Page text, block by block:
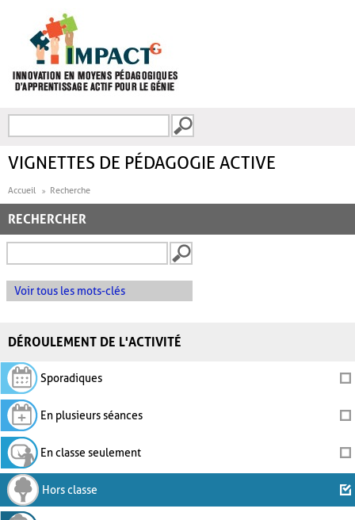
FORMULAIRE DE
VIGNETTES DE PÉDAGOGIE ACTIVE
Accueil Recherche
RECHERCHER
Voir tous les mots-clés
DÉROULEMENT DE L'ACTIVITÉ
Sporadiques
En plusieurs séances
En classe seulement
Hors classe